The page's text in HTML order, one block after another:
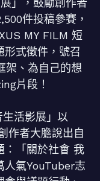
件投稿參賽，
MY FILM 短
形式徵件，號召
架、為自己的想
片段！
活影展」以
作者大膽說出自
：「關於社會 我
人氣YouTuber志